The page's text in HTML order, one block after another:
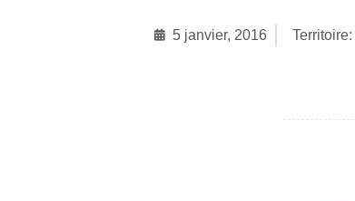
5 janvier, 2016 Territoire: